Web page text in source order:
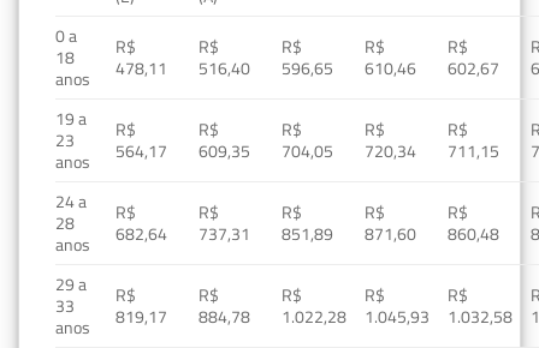
0 a
18
anos
R$
478,11
R$
516,40
R$
596,65
R$
610,46
R$
602,67
19 a
23
anos
R$
564,17
R$
609,35
R$
704,05
R$
720,34
R$
711,15
24 a
28
anos
R$
682,64
R$
737,31
R$
851,89
R$
871,60
R$
860,48
29 a
33
anos
R$
819,17
R$
884,78
R$
1.022,28
R$
1.045,93
R$
1.032,58